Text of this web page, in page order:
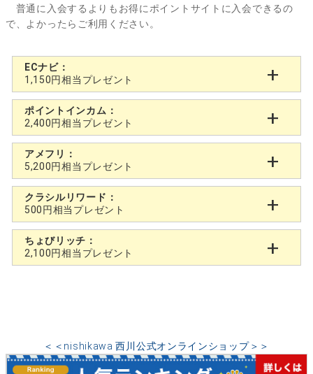
普通に入会するよりもお得にポイントサイトに入会できるの
で、よかったらご利用ください。
ECナビ：
1,150円相当プレゼント
ポイントインカム：
2,400円相当プレゼント
アメフリ：
5,200円相当プレゼント
クラシルリワード：
500円相当プレゼント
ちょびリッチ：
2,100円相当プレゼント
＜＜nishikawa 西川公式オンラインショップ＞＞